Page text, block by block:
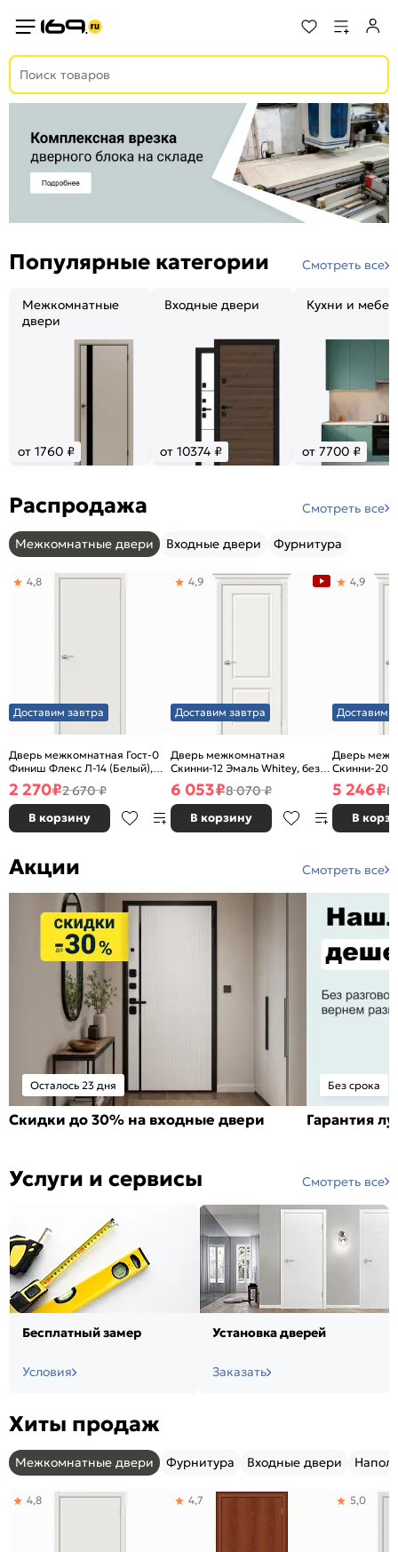
Популярные категории Смотреть все
Межкомнатные
двери
от 1760 ₽
Входные двери
от 10374 ₽
Кухни и
от 7700 ₽
Распродажа Смотреть все
Межкомнатные двери Входные двери Фурнитура
Доставим завтра
Дверь межкомнатная Гост-0
Финиш Флекс Л-14 (Белый),
глухая, каркасно-щитовая
4,8
2 270₽2 670 ₽
В корзину
Доставим завтра
Дверь межкомнатная
Скинни-12 Эмаль Whitey, без
декора, глухая, без стекла,
без кромки, скиновая
4,9
6 053₽8 070 ₽
В корзину
Доставим
Дверь
Скинни-20
декора,
без кромки,
4,9
5 246₽8
В
Акции Смотреть все
Осталось 23 дня
Скидки до 30% на входные двери
Без срока
Гарантия
Услуги и сервисы Смотреть все
Бесплатный замер
Условия
Установка дверей
Заказать
Хиты продаж
Межкомнатные двери Фурнитура Входные двери
4,8 4,7 5,0